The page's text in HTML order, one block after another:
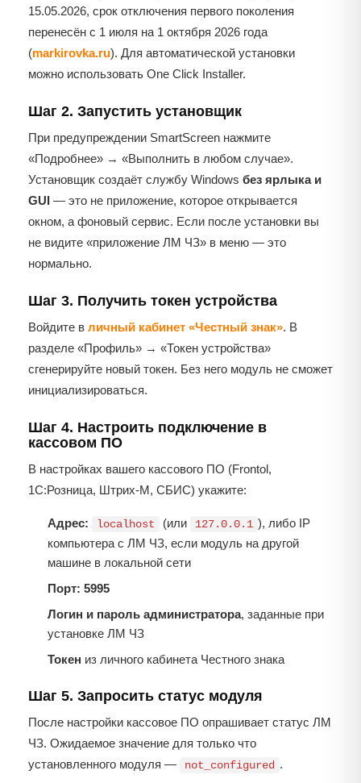
15.05.2026, срок отключения первого поколения
перенесён с 1 июля на 1 октября 2026 года
(markirovka.ru). Для автоматической установки
можно использовать One Click Installer.
Шаг 2. Запустить установщик
При предупреждении SmartScreen нажмите
«Подробнее» → «Выполнить в любом случае».
Установщик создаёт службу Windows без ярлыка и
GUI — это не приложение, которое открывается
окном, а фоновый сервис. Если после установки вы
не видите «приложение ЛМ ЧЗ» в меню — это
нормально.
Шаг 3. Получить токен устройства
Войдите в личный кабинет «Честный знак». В
разделе «Профиль» → «Токен устройства»
сгенерируйте новый токен. Без него модуль не сможет
инициализироваться.
Шаг 4. Настроить подключение в
кассовом ПО
В настройках вашего кассового ПО (Frontol,
1С:Розница, Штрих-М, СБИС) укажите:
Адрес: localhost (или 127.0.0.1 ), либо IP
компьютера с ЛМ ЧЗ, если модуль на другой
машине в локальной сети
Порт: 5995
Логин и пароль администратора, заданные при
установке ЛМ ЧЗ
Токен из личного кабинета Честного знака
Шаг 5. Запросить статус модуля
После настройки кассовое ПО опрашивает статус ЛМ
ЧЗ. Ожидаемое значение для только что
установленного модуля —
not_configured .